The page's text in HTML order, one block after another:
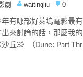
劇 waitingliu 0
有哪部好萊塢電影最
出來討論的話，那麼我
丘3》（Dune: Part